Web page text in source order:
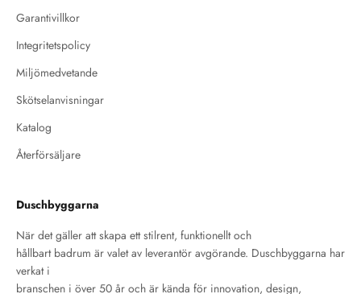
Garantivillkor
Integritetspolicy
Miljömedvetande
Skötselanvisningar
Katalog
Återförsäljare
Duschbyggarna
När det gäller att skapa ett stilrent, funktionellt och
hållbart badrum är valet av leverantör avgörande. Duschbyggarna har
verkat i
branschen i över 50 år och är kända för innovation, design,